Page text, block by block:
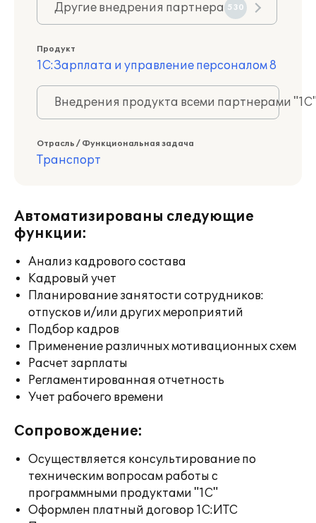
Другие внедрения партнера 530
Продукт
1С:Зарплата и управление персоналом 8
Внедрения продукта всеми партнерами
Отрасль / Функциональная задача
Транспорт
Автоматизированы следующие
функции:
Анализ кадрового состава
Кадровый учет
Планирование занятости сотрудников:
отпусков и/или других мероприятий
Подбор кадров
Применение различных мотивационных схем
Расчет зарплаты
Регламентированная отчетность
Учет рабочего времени
Сопровождение:
Осуществляется консультирование по
техническим вопросам работы с
программными продуктами "1С"
Оформлен платный договор 1С:ИТС